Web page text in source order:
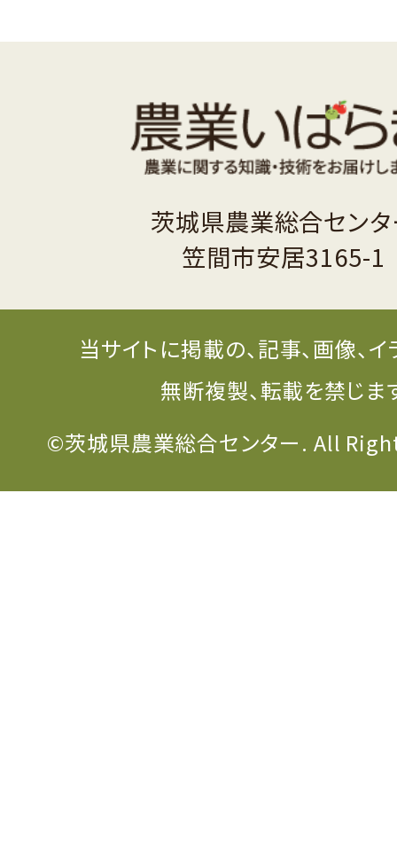
茨城県農業総合セン
笠間市安居3165-1
当サイトに掲載の、記事、画像、
無断複製、転載を禁じま
©茨城県農業総合センター. All